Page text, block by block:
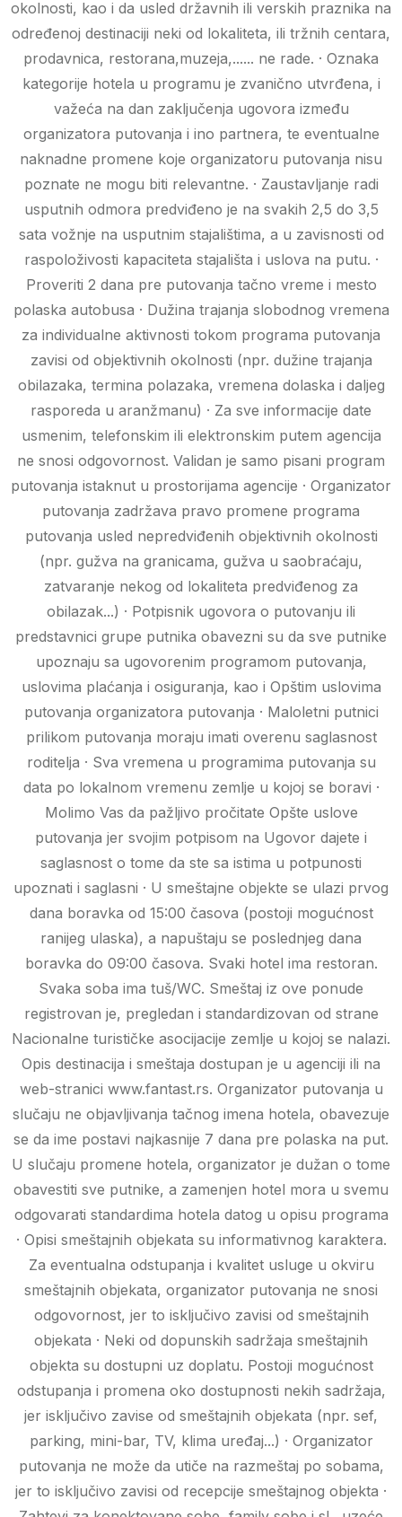
okolnosti, kao i da usled državnih ili verskih praznika na
određenoj destinaciji neki od lokaliteta, ili tržnih centara,
prodavnica, restorana,muzeja,...... ne rade. · Oznaka
kategorije hotela u programu je zvanično utvrđena, i
važeća na dan zaključenja ugovora između
organizatora putovanja i ino partnera, te eventualne
naknadne promene koje organizatoru putovanja nisu
poznate ne mogu biti relevantne. · Zaustavljanje radi
usputnih odmora predviđeno je na svakih 2,5 do 3,5
sata vožnje na usputnim stajalištima, a u zavisnosti od
raspoloživosti kapaciteta stajališta i uslova na putu. ·
Proveriti 2 dana pre putovanja tačno vreme i mesto
polaska autobusa · Dužina trajanja slobodnog vremena
za individualne aktivnosti tokom programa putovanja
zavisi od objektivnih okolnosti (npr. dužine trajanja
obilazaka, termina polazaka, vremena dolaska i daljeg
rasporeda u aranžmanu) · Za sve informacije date
usmenim, telefonskim ili elektronskim putem agencija
ne snosi odgovornost. Validan je samo pisani program
putovanja istaknut u prostorijama agencije · Organizator
putovanja zadržava pravo promene programa
putovanja usled nepredviđenih objektivnih okolnosti
(npr. gužva na granicama, gužva u saobraćaju,
zatvaranje nekog od lokaliteta predviđenog za
obilazak...) · Potpisnik ugovora o putovanju ili
predstavnici grupe putnika obavezni su da sve putnike
upoznaju sa ugovorenim programom putovanja,
uslovima plaćanja i osiguranja, kao i Opštim uslovima
putovanja organizatora putovanja · Maloletni putnici
prilikom putovanja moraju imati overenu saglasnost
roditelja · Sva vremena u programima putovanja su
data po lokalnom vremenu zemlje u kojoj se boravi ·
Molimo Vas da pažljivo pročitate Opšte uslove
putovanja jer svojim potpisom na Ugovor dajete i
saglasnost o tome da ste sa istima u potpunosti
upoznati i saglasni · U smeštajne objekte se ulazi prvog
dana boravka od 15:00 časova (postoji mogućnost
ranijeg ulaska), a napuštaju se poslednjeg dana
boravka do 09:00 časova. Svaki hotel ima restoran.
Svaka soba ima tuš/WC. Smeštaj iz ove ponude
registrovan je, pregledan i standardizovan od strane
Nacionalne turističke asocijacije zemlje u kojoj se nalazi.
Opis destinacija i smeštaja dostupan je u agenciji ili na
web-stranici www.fantast.rs. Organizator putovanja u
slučaju ne objavljivanja tačnog imena hotela, obavezuje
se da ime postavi najkasnije 7 dana pre polaska na put.
U slučaju promene hotela, organizator je dužan o tome
obavestiti sve putnike, a zamenjen hotel mora u svemu
odgovarati standardima hotela datog u opisu programa
· Opisi smeštajnih objekata su informativnog karaktera.
Za eventualna odstupanja i kvalitet usluge u okviru
smeštajnih objekata, organizator putovanja ne snosi
odgovornost, jer to isključivo zavisi od smeštajnih
objekata · Neki od dopunskih sadržaja smeštajnih
objekta su dostupni uz doplatu. Postoji mogućnost
odstupanja i promena oko dostupnosti nekih sadržaja,
jer isključivo zavise od smeštajnih objekata (npr. sef,
parking, mini-bar, TV, klima uređaj...) · Organizator
putovanja ne može da utiče na razmeštaj po sobama,
jer to isključivo zavisi od recepcije smeštajnog objekta ·